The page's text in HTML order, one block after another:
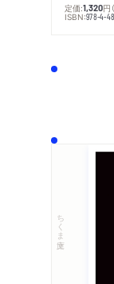
定価:1,320円
ISBN:978-4-
ちくま文庫